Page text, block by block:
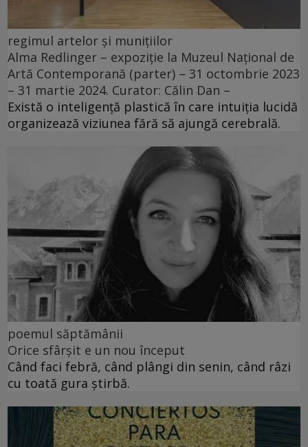
regimul artelor și munițiilor
Alma Redlinger – expoziție la Muzeul Național de
Artă Contemporană (parter) – 31 octombrie 2023
– 31 martie 2024. Curator: Călin Dan –
Există o inteligență plastică în care intuiția lucidă
organizează viziunea fără să ajungă cerebrală.
poemul săptămânii
Orice sfârșit e un nou început
Când faci febră, când plângi din senin, când râzi
cu toată gura știrbă.